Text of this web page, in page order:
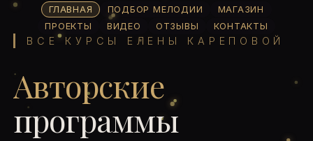
ГЛАВНАЯ ПОДБОР МЕЛОДИИ
МАГАЗИН
ПРОЕКТЫ
ВИДЕО ОТЗЫВЫ КОНТАКТЫ
ВСЕ КУРСЫ ЕЛЕНЫ КАРЕПОВОЙ
Авторские
программы